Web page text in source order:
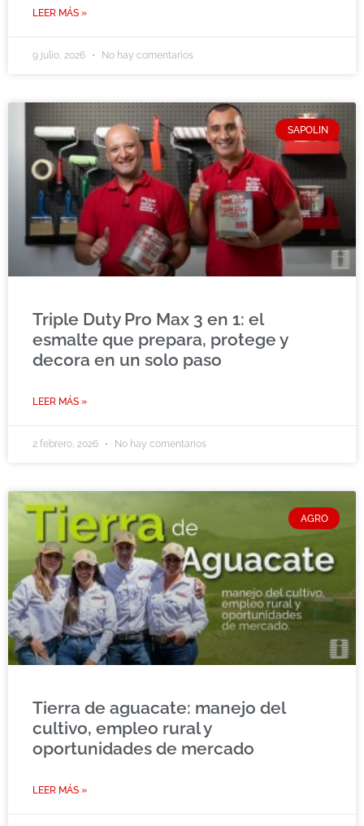
LEER MÁS »
9 julio, 2026 No hay comentarios
SAPOLIN
Triple Duty Pro Max 3 en 1: el
esmalte que prepara, protege y
decora en un solo paso
LEER MÁS »
2 febrero, 2026 No hay comentarios
AGRO
Tierra de aguacate: manejo del
cultivo, empleo rural y
oportunidades de mercado
LEER MÁS »